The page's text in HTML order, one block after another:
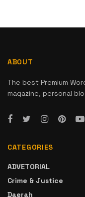
ABOUT
The best Premium
magazine, personal
CATEGORIES
ADVETORIAL
Crime & Justice
Daerah